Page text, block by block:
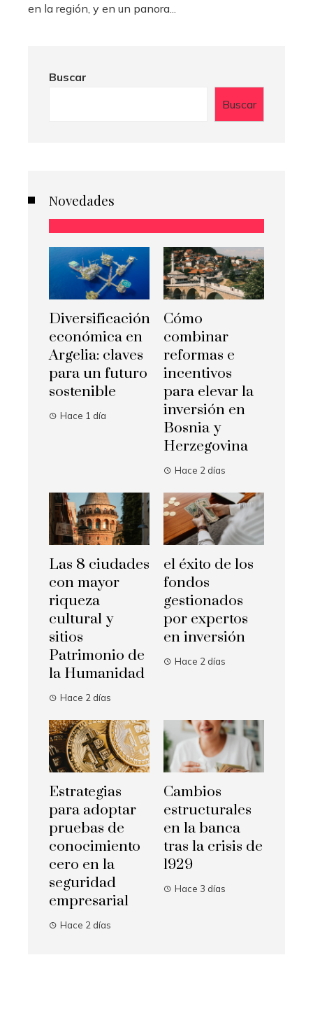
en la región, y en un panora...
Buscar
Buscar
Novedades
Diversificación
económica en
Argelia: claves
para un futuro
sostenible
Hace 1 día
Cómo
combinar
reformas e
incentivos
para elevar la
inversión en
Bosnia y
Herzegovina
Hace 2 días
Las 8 ciudades
con mayor
riqueza
cultural y
sitios
Patrimonio de
la Humanidad
Hace 2 días
el éxito de los
fondos
gestionados
por expertos
en inversión
Hace 2 días
Estrategias
para adoptar
pruebas de
conocimiento
cero en la
seguridad
empresarial
Hace 2 días
Cambios
estructurales
en la banca
tras la crisis de
1929
Hace 3 días